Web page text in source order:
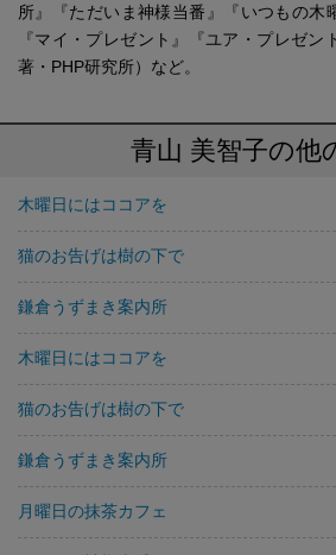
所』『ただいま神様当番』『いつもの木
『マイ・プレゼント』『ユア・プレゼン
著・PHP研究所）など。
青山 美智子の他
木曜日にはココアを
猫のお告げは樹の下で
鎌倉うずまき案内所
木曜日にはココアを
猫のお告げは樹の下で
鎌倉うずまき案内所
月曜日の抹茶カフェ